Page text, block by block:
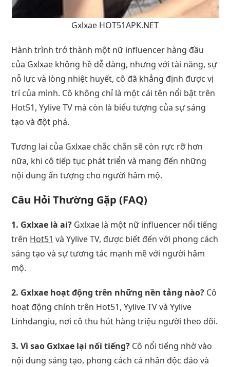
Gxlxae HOT51APK.NET
Hành trình trở thành một nữ influencer hàng đầu
của Gxlxae không hề dễ dàng, nhưng với tài năng, sự
nỗ lực và lòng nhiệt huyết, cô đã khẳng định được vị
trí của mình. Cô không chỉ là một cái tên nổi bật trên
Hot51, Yylive TV mà còn là biểu tượng của sự sáng
tạo và đột phá.
Tương lai của Gxlxae chắc chắn sẽ còn rực rỡ hơn
nữa, khi cô tiếp tục phát triển và mang đến những
nội dung ấn tượng cho người hâm mộ.
Câu Hỏi Thường Gặp (FAQ)
1. Gxlxae là ai? Gxlxae là một nữ influencer nổi tiếng
trên Hot51 và Yylive TV, được biết đến với phong cách
sáng tạo và sự tương tác mạnh mẽ với người hâm
mộ.
2. Gxlxae hoạt động trên những nền tảng nào? Cô
hoạt động chính trên Hot51, Yylive TV và Yylive
Linhdangiu, nơi cô thu hút hàng triệu người theo dõi.
3. Vì sao Gxlxae lại nổi tiếng? Cô nổi tiếng nhờ vào
nội dung sáng tạo, phong cách cá nhân độc đáo và